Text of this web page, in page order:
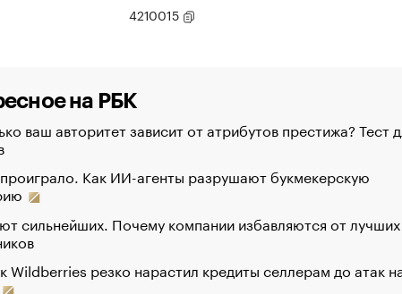
4210015
на РБК
ваш авторитет зависит от атрибутов престижа? Тест
Как ИИ-агенты разрушают букмекерскую
сильнейших. Почему компании избавляются от лучших
Wildberries резко нарастил кредиты селлерам до атак